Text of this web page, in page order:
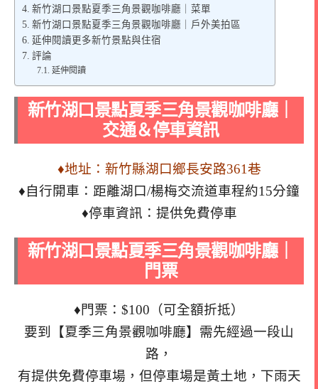
新竹湖口景點夏季三角景觀咖啡廳｜菜單
新竹湖口景點夏季三角景觀咖啡廳｜戶外美拍區
延伸閱讀更多新竹景點與住宿
評論
延伸閱讀
新竹湖口景點夏季三角景觀咖啡廳｜
交通＆停車資訊
♦地址：新竹縣湖口鄉長安路361巷
♦自行開車：距離湖口/楊梅交流道車程約15分鐘
♦停車資訊：提供免費停車
新竹湖口景點夏季三角景觀咖啡廳｜
門票
♦門票：$100（可全額折抵）
要到【夏季三角景觀咖啡廳】需先經過一段山
路，
有提供免費停車場，但停車場是黃土地，下雨天